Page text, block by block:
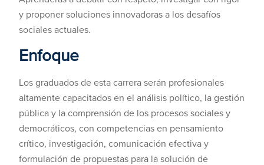
y proponer soluciones innovadoras a los desafíos
sociales actuales.
Enfoque
Los graduados de esta carrera serán profesionales
altamente capacitados en el análisis político, la gestión
pública y la comprensión de los procesos sociales y
democráticos, con competencias en pensamiento
crítico, investigación, comunicación efectiva y
formulación de propuestas para la solución de